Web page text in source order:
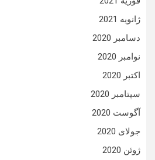
ژانویه 2021
دسامبر 2020
نوامبر 2020
اکتبر 2020
سپتامبر 2020
آگوست 2020
جولای 2020
ژوئن 2020